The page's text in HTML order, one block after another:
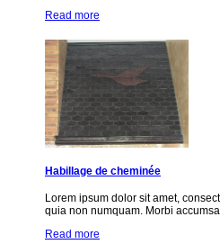
Read more
Habillage de cheminée
Lorem ipsum dolor sit amet,
quia non numquam. Morbi
Read more